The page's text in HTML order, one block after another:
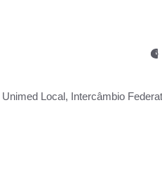
Unimed Local, Intercâmbio